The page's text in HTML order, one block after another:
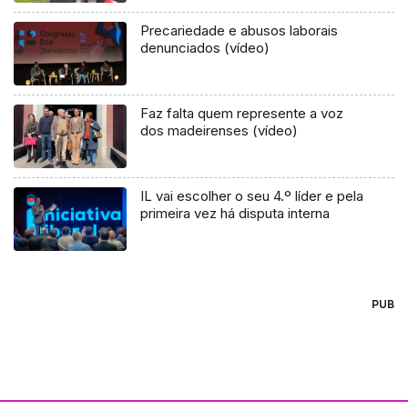
Precariedade e abusos laborais
denunciados (vídeo)
Faz falta quem represente a voz
dos madeirenses (vídeo)
IL vai escolher o seu 4.º líder e pela
primeira vez há disputa interna
PUB